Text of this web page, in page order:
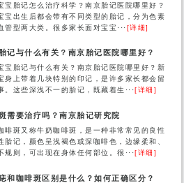
胎记怎么治疗科学？南京胎记医院哪里好？
宝出生后都会带有不同类型的胎记，分为色素
管型两大类。很多家长面对宝宝···[详细]
记与什么有关？南京胎记医院哪里好？
胎记与什么有关？南京胎记医院哪里好？新
身上带着几块特别的印记，是许多家长都会留
。这些深浅不一的胎记，既藏着生···[详细]
需要治疗吗？南京胎记研究院
斑又称牛奶咖啡斑，是一种非常常见的良性
胎记，颜色呈浅褐色或深咖啡色，边缘柔和、
规则，可出现在身体任何部位。很···[详细]
和咖啡斑区别是什么？如何正确区分？